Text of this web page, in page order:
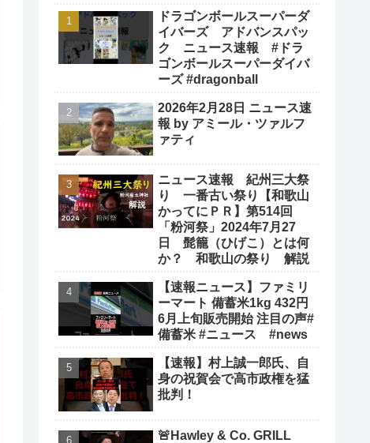
ドラゴンボールスーパーダ
イバーズ アドバンスパッ
ク ニュース速報 #ドラ
ゴンボールスーパーダイバ
ーズ #dragonball
2026年2月28日 ニュース速
報 by アミール・ツァルフ
ァティ
ニュース速報 紀州三大祭
り 一番古い祭り【和歌山
かってにＰＲ】第514回
「粉河祭」2024年7月27
日 髭籠（ひげこ）とは何
か？ 和歌山の祭り 解説
【速報ニュース】ファミリ
ーマート 備蓄米1kg 432円
6月上旬販売開始 注目の声#
備蓄米 #ニュース #news
【速報】村上誠一郎氏、自
身の祝賀会で高市政権を猛
批判！
🚨Hawley & Co. GRILL